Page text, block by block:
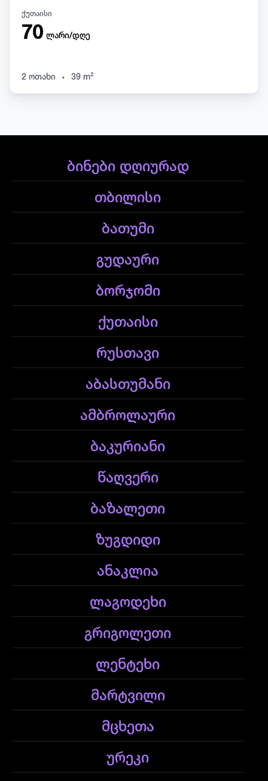
ქუთაისი
70 ლარი/დღე
2 ოთახი . 39 m²
ბინები დღიურად
თბილისი
ბათუმი
გუდაური
ბორჯომი
ქუთაისი
რუსთავი
აბასთუმანი
ამბროლაური
ბაკურიანი
წაღვერი
ბაზალეთი
ზუგდიდი
ანაკლია
ლაგოდეხი
გრიგოლეთი
ლენტეხი
მარტვილი
მცხეთა
ურეკი